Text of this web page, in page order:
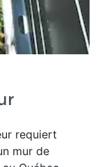
requiert
mur de